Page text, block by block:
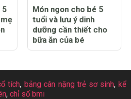
5
Món ngon cho bé 5
tuổi và lưu ý dinh
dưỡng cần thiết cho
bữa ăn của bé
tích, bảng cân nặng trẻ sơ sinh,kể
, chỉ số bmi